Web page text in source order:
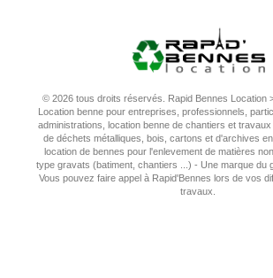
© 2026 tous droits réservés. Rapid Bennes Location
Location benne pour entreprises, professionnels,
administrations, location benne de chantiers et
de déchets métalliques, bois, cartons et d'archives
location de bennes pour l'enlevement de matières
type gravats (batiment, chantiers ...) - Une marque du
Vous pouvez faire appel à Rapid'Bennes lors de vos
travaux.